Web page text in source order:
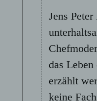
Jens
das
erzählt
keine